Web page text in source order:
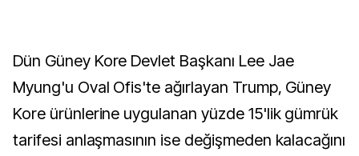
Dün Güney Kore Devlet Başkanı Lee Jae
Myung'u Oval Ofis'te ağırlayan Trump, Güney
Kore ürünlerine uygulanan yüzde 15'lik gümrük
tarifesi anlaşmasının ise değişmeden kalacağını